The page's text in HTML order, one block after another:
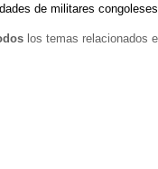
de militares congoleses
los temas relacionados